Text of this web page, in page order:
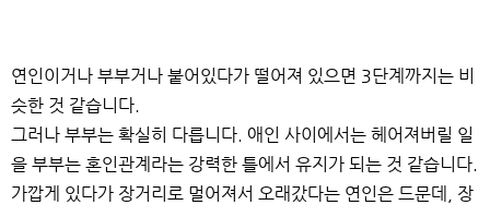
연인이거나 부부거나 붙어있다가 떨어져 있으면 3단계까지는 비
슷한 것 같습니다.
그러나 부부는 확실히 다릅니다. 애인 사이에서는 헤어져버릴 일
을 부부는 혼인관계라는 강력한 틀에서 유지가 되는 것 같습니다.
가깝게 있다가 장거리로 멀어져서 오래갔다는 연인은 드문데, 장